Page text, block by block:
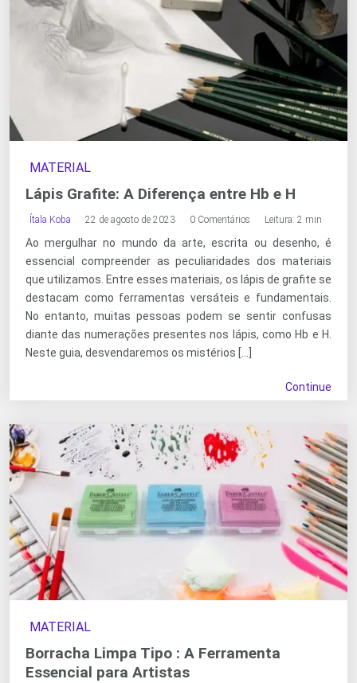
MATERIAL
Lápis Grafite: A Diferença entre Hb e H
Ítala Koba 22 de agosto de 2023 0 Comentários Leitura: 2 min
Ao mergulhar no mundo da arte, escrita ou desenho, é
essencial compreender as peculiaridades dos materiais
que utilizamos. Entre esses materiais, os lápis de grafite se
destacam como ferramentas versáteis e fundamentais.
No entanto, muitas pessoas podem se sentir confusas
diante das numerações presentes nos lápis, como Hb e H.
Neste guia, desvendaremos os mistérios […]
Continue
MATERIAL
Borracha Limpa Tipo : A Ferramenta
Essencial para Artistas